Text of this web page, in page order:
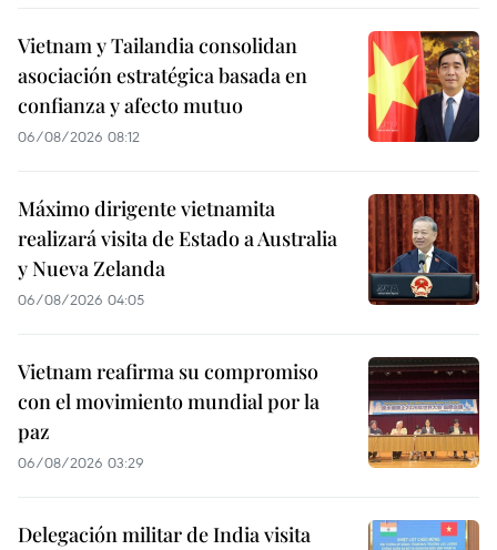
Vietnam y Tailandia consolidan
asociación estratégica basada en
confianza y afecto mutuo
06/08/2026 08:12
Máximo dirigente vietnamita
realizará visita de Estado a Australia
y Nueva Zelanda
06/08/2026 04:05
Vietnam reafirma su compromiso
con el movimiento mundial por la
paz
06/08/2026 03:29
Delegación militar de India visita